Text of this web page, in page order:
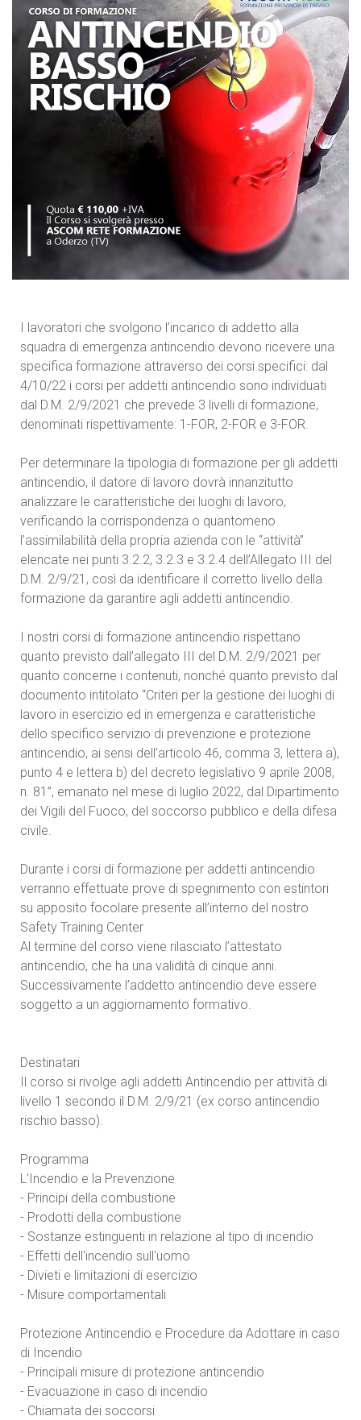
I lavoratori che svolgono l’incarico di addetto alla
squadra di emergenza antincendio devono ricevere una
specifica formazione attraverso dei corsi specifici: dal
4/10/22 i corsi per addetti antincendio sono individuati
dal D.M. 2/9/2021 che prevede 3 livelli di formazione,
denominati rispettivamente: 1-FOR, 2-FOR e 3-FOR.
Per determinare la tipologia di formazione per gli addetti
antincendio, il datore di lavoro dovrà innanzitutto
analizzare le caratteristiche dei luoghi di lavoro,
verificando la corrispondenza o quantomeno
l’assimilabilità della propria azienda con le “attività”
elencate nei punti 3.2.2, 3.2.3 e 3.2.4 dell’Allegato III del
D.M. 2/9/21, così da identificare il corretto livello della
formazione da garantire agli addetti antincendio.
I nostri corsi di formazione antincendio rispettano
quanto previsto dall’allegato III del D.M. 2/9/2021 per
quanto concerne i contenuti, nonché quanto previsto dal
documento intitolato “Criteri per la gestione dei luoghi di
lavoro in esercizio ed in emergenza e caratteristiche
dello specifico servizio di prevenzione e protezione
antincendio, ai sensi dell’articolo 46, comma 3, lettera a),
punto 4 e lettera b) del decreto legislativo 9 aprile 2008,
n. 81”, emanato nel mese di luglio 2022, dal Dipartimento
dei Vigili del Fuoco, del soccorso pubblico e della difesa
civile.
Durante i corsi di formazione per addetti antincendio
verranno effettuate prove di spegnimento con estintori
su apposito focolare presente all’interno del nostro
Safety Training Center
Al termine del corso viene rilasciato l’attestato
antincendio, che ha una validità di cinque anni.
Successivamente l’addetto antincendio deve essere
soggetto a un aggiornamento formativo.
Destinatari
Il corso si rivolge agli addetti Antincendio per attività di
livello 1 secondo il D.M. 2/9/21 (ex corso antincendio
rischio basso).
Programma
L’Incendio e la Prevenzione
- Principi della combustione
- Prodotti della combustione
- Sostanze estinguenti in relazione al tipo di incendio
- Effetti dell'incendio sull'uomo
- Divieti e limitazioni di esercizio
- Misure comportamentali
Protezione Antincendio e Procedure da Adottare in caso
di Incendio
- Principali misure di protezione antincendio
- Evacuazione in caso di incendio
- Chiamata dei soccorsi